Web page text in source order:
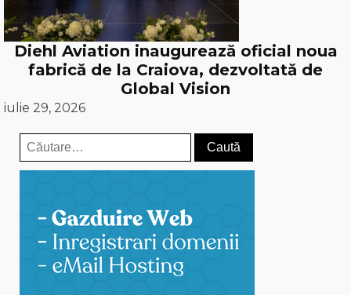
Diehl Aviation inaugurează oficial noua
fabrică de la Craiova, dezvoltată de
Global Vision
iulie 29, 2026
Caută
după: